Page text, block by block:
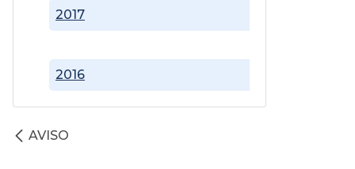
2016
2017
AVISO